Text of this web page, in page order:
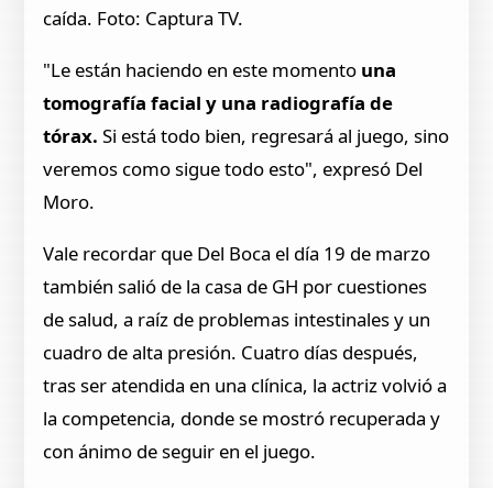
caída. Foto: Captura TV.
"Le están haciendo en este momento una
tomografía facial y una radiografía de
tórax. Si está todo bien, regresará al juego, sino
veremos como sigue todo esto", expresó Del
Moro.
Vale recordar que Del Boca el día 19 de marzo
también salió de la casa de GH por cuestiones
de salud, a raíz de problemas intestinales y un
cuadro de alta presión. Cuatro días después,
tras ser atendida en una clínica, la actriz volvió a
la competencia, donde se mostró recuperada y
con ánimo de seguir en el juego.